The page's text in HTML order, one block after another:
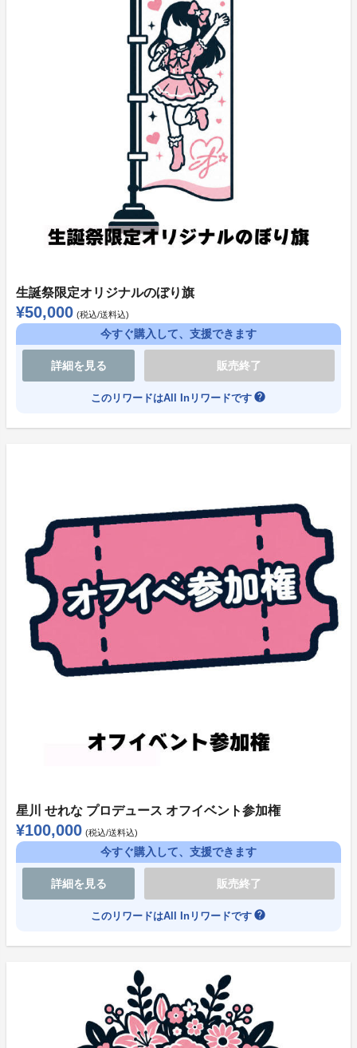
商品購入時に決済が行われ、プロジェクトが成立しなか
った場合には返金処理が行われます。
目標達成率に関わらず、支援した時点で即時決済が行わ
・クレジットカード
・コンビニ決済（日本国内の購入のみ可能）
ローソン、ファミリーマート、ミニストップ、セイコー
マート
※決済完了後の返金は一切できません。
※リターン品は、プロジェクト開始時より決済方法とし
て「コンビニ決済」をご選択することができます。
※コンビニ決済では30万円未満のリワードのみご購入
※支援時間は2026年7月3日20時00分00秒～2026年8月
2日23時59分00秒までとなります。詳細はプロジェクト
ページ内の「残り時間」をご確認ください。
※時間を過ぎてのご購入は一切できませんので、お時間
に余裕を持ってご購入ください。
※ソレオスの仕様として、【クレジットカード】の分割
払いの対応はしておりません。ご希望の場合は、ご購入
後、各クレジットカード会社様の分割払いをご利用くだ
※期限内にコンビニ支払いが行われなかったリワードに
●その他
ソレオス会員登録、お届け先住所の変更、領収書の発行
などプラットフォームの仕様に関連して多く寄せられる
ご質問への回答は、下記を参照ください。
https://soreosu.com/pages/help
プロジェクト終了後のご住所変更や、その他生誕祭プロ
ジェクトに関するお問い合わせにつきましては、下記メ
ールアドレスまでご連絡くださいますようお願い申し上
生誕祭限定オリジナルのぼり旗
¥50,000 (税込/送料込)
今すぐ購入して、支援できます
詳細を見る 販売終了
このリワードはAll Inリワードです help
星川 せれな プロデュース オフイベント参加権
¥100,000 (税込/送料込)
今すぐ購入して、支援できます
詳細を見る 販売終了
このリワードはAll Inリワードです help